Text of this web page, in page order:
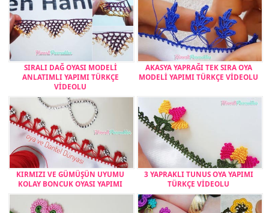
SIRALI DAĞ OYASI MODELİ
ANLATIMLI YAPIMI TÜRKÇE
VİDEOLU
AKASYA YAPRAĞI TEK SIRA OYA
MODELİ YAPIMI TÜRKÇE VİDEOLU
KIRMIZI VE GÜMÜŞÜN UYUMU
KOLAY BONCUK OYASI YAPIMI
3 YAPRAKLI TUNUS OYA YAPIMI
TÜRKÇE VİDEOLU